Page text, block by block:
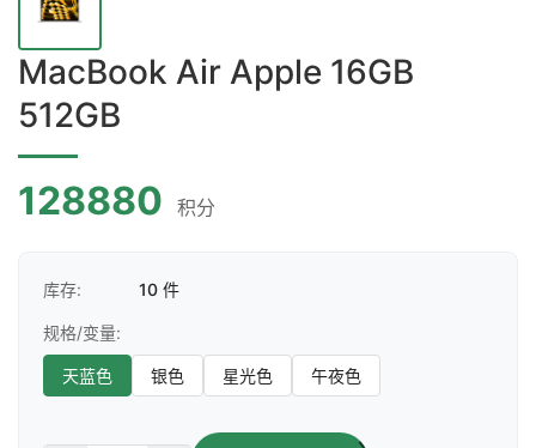
MacBook Air Apple 16GB
512GB
128880 积分
库存: 10 件
规格/变量:
天蓝色 银色 星光色 午夜色